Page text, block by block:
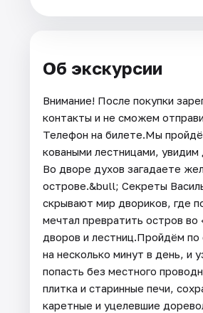
Об экскурсии
Внимание! После покупки
контакты и не сможем
Телефон на билете.Мы
коваными лестницами, увидим
Во дворе духов загадаете
острове.&bull; Секреты
скрывают мир двориков, где
мечтал превратить остров
дворов и лестниц.Пройдём по
на несколько минут в день, и
попасть без местного
плитка и старинные печи,
каретные и уцелевшие